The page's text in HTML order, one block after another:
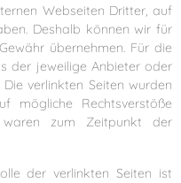
Webseiten Dritter, auf
Deshalb können wir für
übernehmen. Für die
der jeweilige Anbieter oder
verlinkten Seiten wurden
mögliche Rechtsverstöße
waren zum Zeitpunkt der
der verlinkten Seiten ist